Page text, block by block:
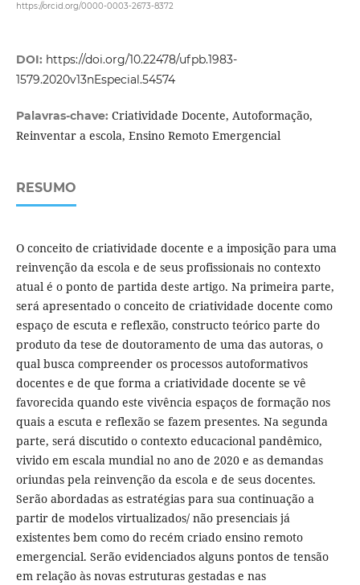
https://orcid.org/0000-0003-2673-8372
DOI: https://doi.org/10.22478/ufpb.1983-
1579.2020v13nEspecial.54574
Palavras-chave: Criatividade Docente, Autoformação,
Reinventar a escola, Ensino Remoto Emergencial
RESUMO
O conceito de criatividade docente e a imposição para uma
reinvenção da escola e de seus profissionais no contexto
atual é o ponto de partida deste artigo. Na primeira parte,
será apresentado o conceito de criatividade docente como
espaço de escuta e reflexão, constructo teórico parte do
produto da tese de doutoramento de uma das autoras, o
qual busca compreender os processos autoformativos
docentes e de que forma a criatividade docente se vê
favorecida quando este vivência espaços de formação nos
quais a escuta e reflexão se fazem presentes. Na segunda
parte, será discutido o contexto educacional pandêmico,
vivido em escala mundial no ano de 2020 e as demandas
oriundas pela reinvenção da escola e de seus docentes.
Serão abordadas as estratégias para sua continuação a
partir de modelos virtualizados/ não presenciais já
existentes bem como do recém criado ensino remoto
emergencial. Serão evidenciados alguns pontos de tensão
em relação às novas estruturas gestadas e nas